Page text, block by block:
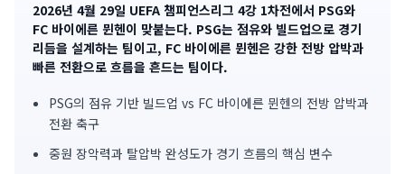
기
사
요
2026년 4월 29일 UEFA 챔피언스리그 4강 1차전에서 PSG와
FC 바이에른 뮌헨이 맞붙는다. PSG는 점유와 빌드업으로 경기
리듬을 설계하는 팀이고, FC 바이에른 뮌헨은 강한 전방 압박과
빠른 전환으로 흐름을 흔드는 팀이다.
PSG의 점유 기반 빌드업 vs FC 바이에른 뮌헨의 전방 압박과
전환 축구
중원 장악력과 탈압박 완성도가 경기 흐름의 핵심 변수